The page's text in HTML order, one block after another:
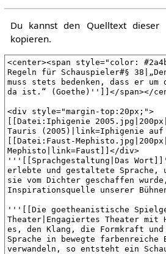
Du kannst den Quelltext dieser
kopieren.